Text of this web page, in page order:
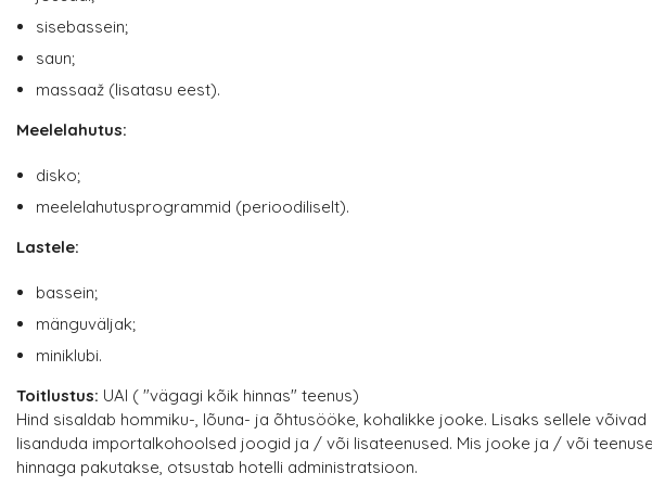
sisebassein;
saun;
massaaž (lisatasu eest).
Meelelahutus:
disko;
meelelahutusprogrammid (perioodiliselt).
Lastele:
bassein;
mänguväljak;
miniklubi.
Toitlustus: UAI ( "vägagi kõik hinnas" teenus)
Hind sisaldab hommiku-, lõuna- ja õhtusööke, kohalikke jooke. Lisaks sellele võivad
lisanduda importalkohoolsed joogid ja / või lisateenused. Mis jooke ja / või
hinnaga pakutakse, otsustab hotelli administratsioon.